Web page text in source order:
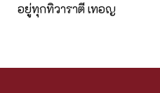
อยู่ทุกทิวาราตี เทอญ